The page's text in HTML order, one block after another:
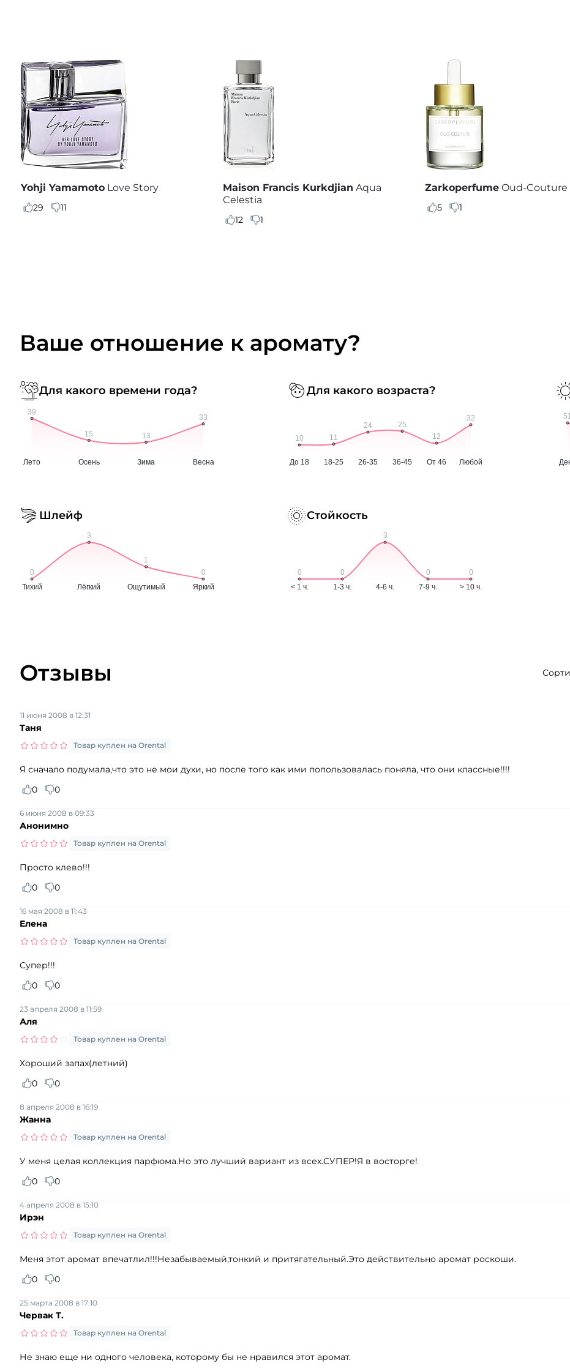
Yohji Yamamoto Love Story
29 11
Maison Francis Kurkdjian Aqua
Celestia
12 1
Zarkoperfume Oud-Couture
5 1
Ваше отношение к аромату?
Для какого времени года? Для какого возраста?
Шлейф Стойкость
Отзывы
Таня
11 июня 2008 в 12:31
Товар куплен на Orental
Я сначало подумала,что это не мои духи, но после того как ими попользовалась поняла, что они классные!!!!
0
0
Анонимно
6 июня 2008 в 09:33
Товар куплен на Orental
Просто клево!!!
0
0
Елена
16 мая 2008 в 11:43
Товар куплен на Orental
Супер!!!
0
0
Аля
23 апреля 2008 в 11:59
Товар куплен на Orental
Хороший запах(летний)
0
0
Жанна
8 апреля 2008 в 16:19
Товар куплен на Orental
У меня целая коллекция парфюма.Но это лучший вариант из всех.СУПЕР!Я в восторге!
0
0
Ирэн
4 апреля 2008 в 15:10
Товар куплен на Orental
Меня этот аромат впечатлил!!!Незабываемый,тонкий и притягательный.Это действительно аромат роскоши.
0
0
Червак Т.
25 марта 2008 в 17:10
Товар куплен на Orental
Не знаю еще ни одного человека, которому бы не нравился этот аромат.